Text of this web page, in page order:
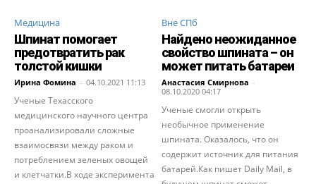
Медицина
Шпинат помогает
предотвратить рак
толстой кишки
Ирина Фомина - 04.10.2021 11:13
Ученые Техасского
медицинского научного центра
проанализировали сложные
взаимосвязи между раком и
потреблением зеленых овощей
и клетчатки.В ходе эксперимента
Вне СПб
Найдено неожиданное
свойство шпината – он
может питать батареи
Анастасия Смирнова -
08.10.2020 04:17
Ученые смогли открыть
необычное применение
шпината. Оказалось, что он
содержит источник для питания
батарей.Как пишет Daily Mail, в